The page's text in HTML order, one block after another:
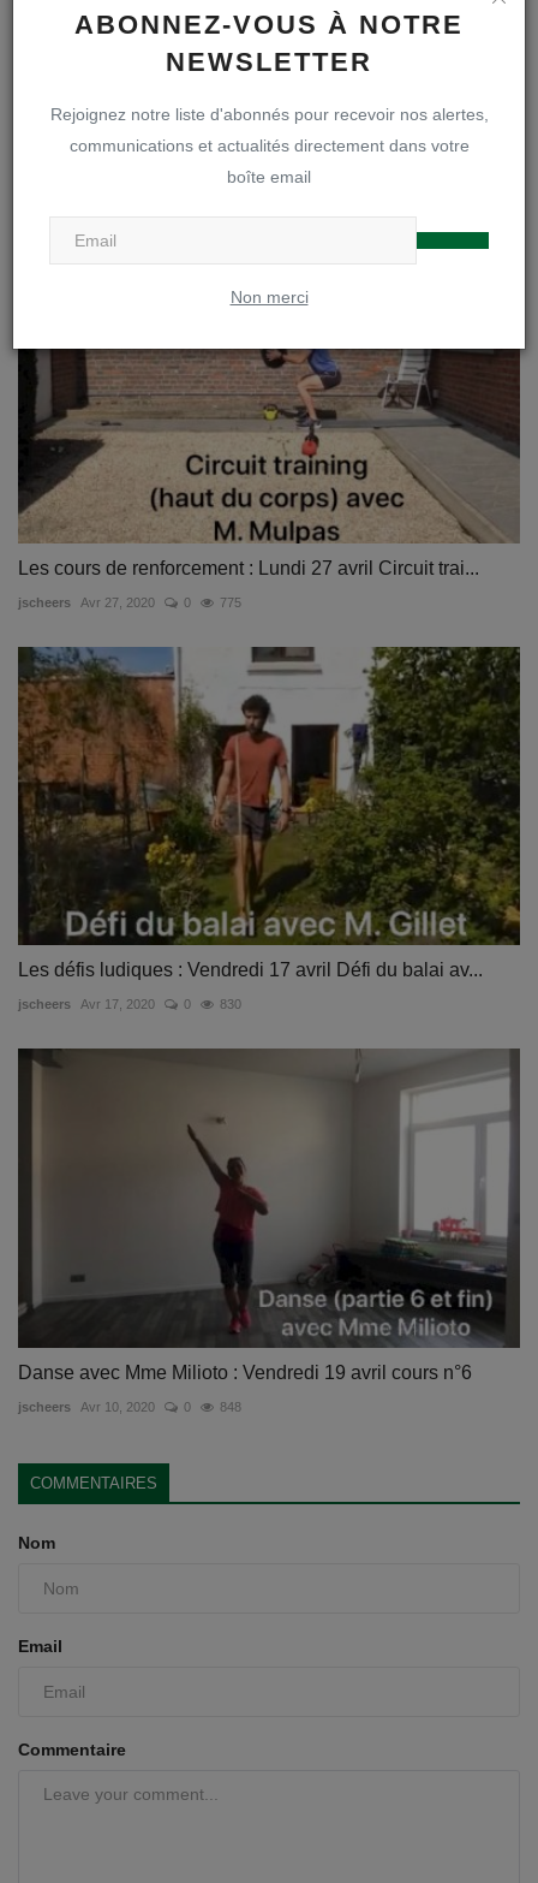
ABONNEZ-VOUS À NOTRE
NEWSLETTER
Rejoignez notre liste d'abonnés pour recevoir nos alertes,
communications et actualités directement dans votre
boîte email
Non merci
Les cours de renforcement : Lundi 27 avril Circuit trai...
jscheers Avr 27, 2020 0 775
Les défis ludiques : Vendredi 17 avril Défi du balai av...
jscheers Avr 17, 2020 0 830
Danse avec Mme Milioto : Vendredi 19 avril cours n°6
jscheers Avr 10, 2020 0 848
COMMENTAIRES
Nom
Email
Commentaire